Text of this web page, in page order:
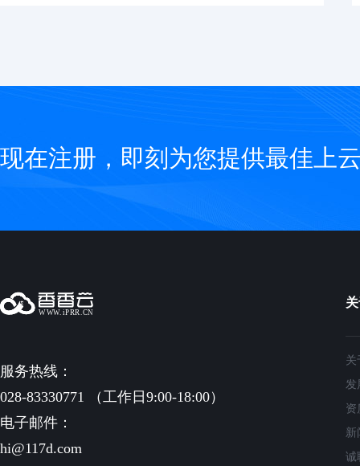
现在注册，即刻为您提供最佳上
服务热线：
028-83330771 （工作日9:00-18:00）
电子邮件：
hi@117d.com
关
发
资
新
诚